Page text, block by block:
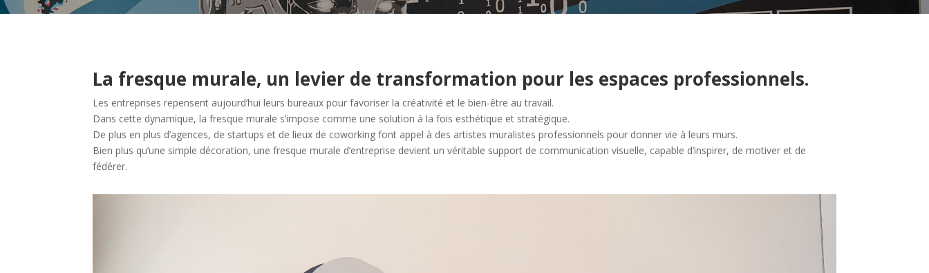
La fresque murale, un levier de transformation pour les espaces professionnels.
Les entreprises repensent aujourd’hui leurs bureaux pour favoriser la créativité et le bien-être au travail.
Dans cette dynamique, la fresque murale s’impose comme une solution à la fois esthétique et stratégique.
De plus en plus d’agences, de startups et de lieux de coworking font appel à des artistes muralistes professionnels pour donner vie à leurs murs.
Bien plus qu’une simple décoration, une fresque murale d’entreprise devient un véritable support de communication visuelle, capable d’inspirer, de motiver et de
fédérer.